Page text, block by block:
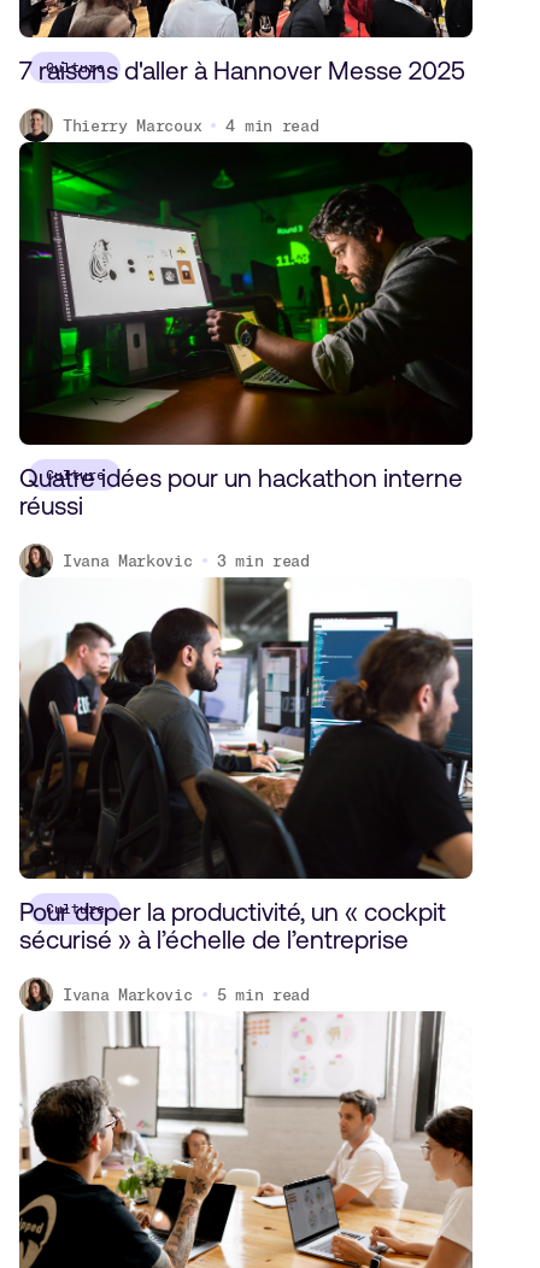
Culture
7 raisons d'aller à Hannover Messe 2025
Thierry Marcoux 4 min read
Culture
Quatre idées pour un hackathon interne
réussi
Ivana Markovic 3 min read
Culture
Pour doper la productivité, un « cockpit
sécurisé » à l’échelle de l’entreprise
Ivana Markovic 5 min read